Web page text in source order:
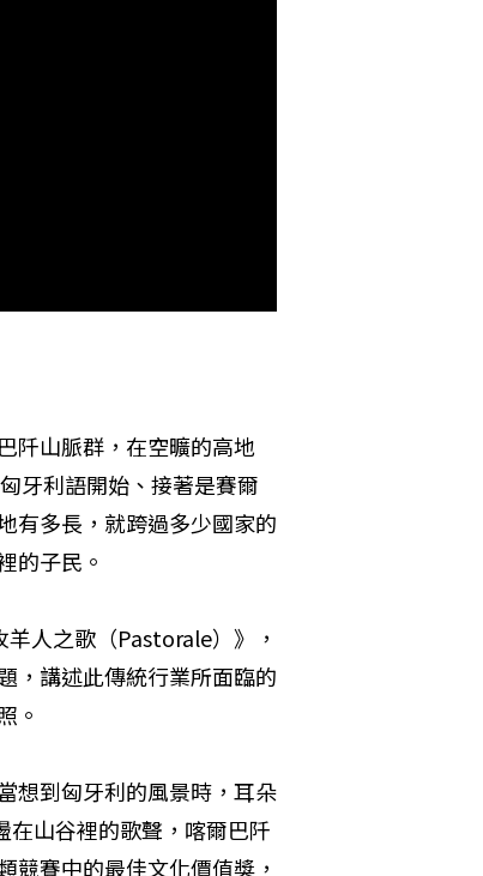
阡山脈群，在空曠的高地
牙利語開始、接著是賽爾
有多長，就跨過多少國家的
的子民。
人之歌（Pastorale）》，
，講述此傳統行業所面臨的
。
想到匈牙利的風景時，耳朵
在山谷裡的歌聲，喀爾巴阡
競賽中的最佳文化價值獎，